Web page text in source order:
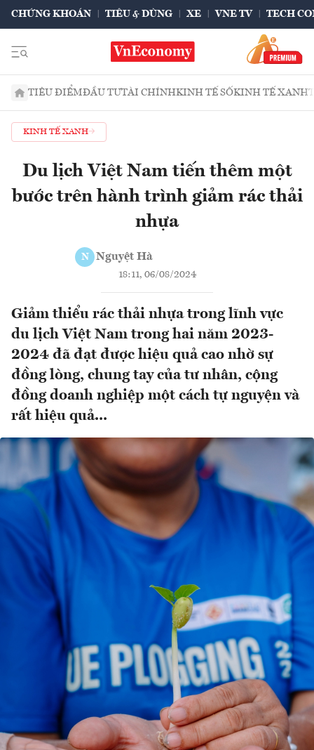
CHỨNG KHOÁN TIÊU & DÙNG XE VNE TV TECH
TIÊU ĐIỂMĐẦU TƯTÀI CHÍNHKINH TẾ SỐKINH TẾ XANH
KINH TẾ XANH
Du lịch Việt Nam tiến thêm một
bước trên hành trình giảm rác thải
nhựa
N Nguyệt Hà
18:11, 06/08/2024
Giảm thiểu rác thải nhựa trong lĩnh vực
du lịch Việt Nam trong hai năm 2023-
2024 đã đạt được hiệu quả cao nhờ sự
đồng lòng, chung tay của tư nhân, cộng
đồng doanh nghiệp một cách tự nguyện và
rất hiệu quả...